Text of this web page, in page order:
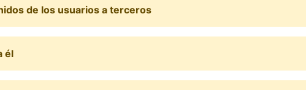
de los usuarios a terceros
él